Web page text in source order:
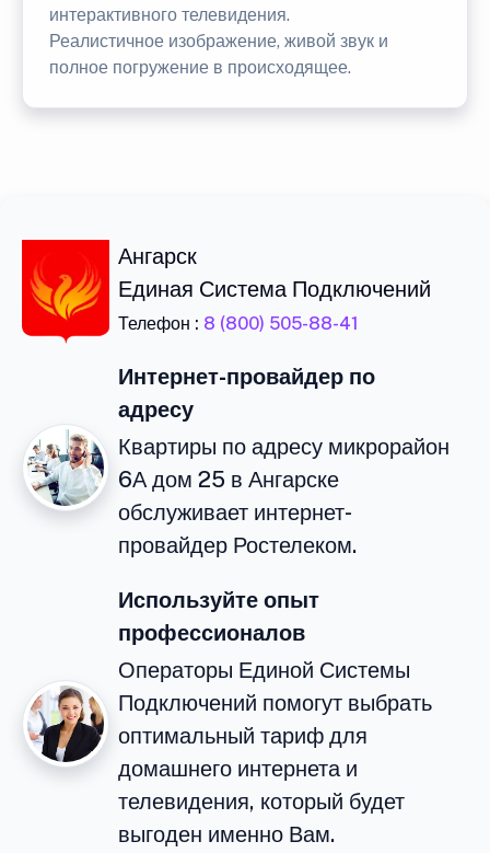
интерактивного телевидения.
Реалистичное изображение, живой звук и
полное погружение в происходящее.
Ангарск
Единая Система Подключений
Телефон : 8 (800) 505-88-41
Интернет-провайдер по
адресу
Квартиры по адресу микрорайон
6А дом 25 в Ангарске
обслуживает интернет-
провайдер Ростелеком.
Используйте опыт
профессионалов
Операторы Единой Системы
Подключений помогут выбрать
оптимальный тариф для
домашнего интернета и
телевидения, который будет
выгоден именно Вам.